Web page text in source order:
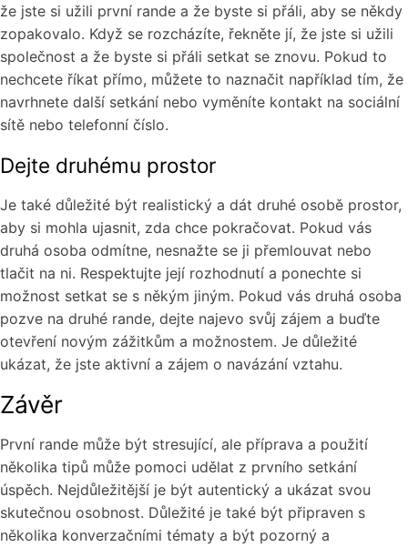
že jste si užili první rande a že byste si přáli, aby se někdy
zopakovalo. Když se rozcházíte, řekněte jí, že jste si užili
společnost a že byste si přáli setkat se znovu. Pokud to
nechcete říkat přímo, můžete to naznačit například tím, že
navrhnete další setkání nebo vyměníte kontakt na sociální
sítě nebo telefonní číslo.
Dejte druhému prostor
Je také důležité být realistický a dát druhé osobě prostor,
aby si mohla ujasnit, zda chce pokračovat. Pokud vás
druhá osoba odmítne, nesnažte se ji přemlouvat nebo
tlačit na ni. Respektujte její rozhodnutí a ponechte si
možnost setkat se s někým jiným. Pokud vás druhá osoba
pozve na druhé rande, dejte najevo svůj zájem a buďte
otevření novým zážitkům a možnostem. Je důležité
ukázat, že jste aktivní a zájem o navázání vztahu.
Závěr
První rande může být stresující, ale příprava a použití
několika tipů může pomoci udělat z prvního setkání
úspěch. Nejdůležitější je být autentický a ukázat svou
skutečnou osobnost. Důležité je také být připraven s
několika konverzačními tématy a být pozorný a